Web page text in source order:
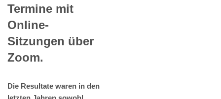
Termine mit
Online-
Sitzungen über
Zoom.
Die Resultate waren in den